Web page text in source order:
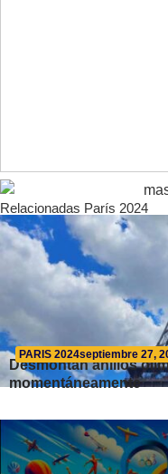
Relacionadas París 2024
PARIS 2024septiembre 27,
Desmontan anillos
momentáneamente